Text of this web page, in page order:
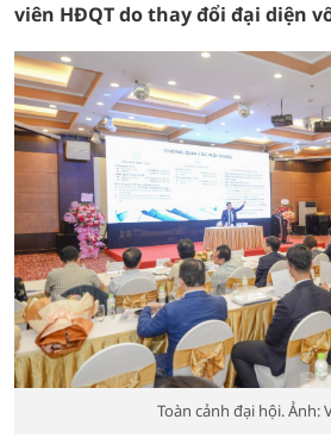
viên HĐQT do thay đổi đại diện
Toàn cảnh đại hội. Ảnh: